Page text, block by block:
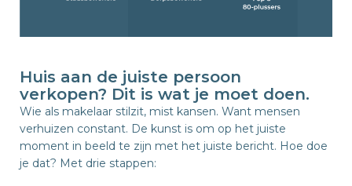
Huis aan de juiste persoon
verkopen? Dit is wat je moet doen.
Wie als makelaar stilzit, mist kansen. Want mensen
verhuizen constant. De kunst is om op het juiste
moment in beeld te zijn met het juiste bericht. Hoe doe
je dat? Met drie stappen: